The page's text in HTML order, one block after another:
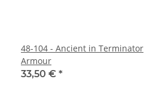
48-104 - Ancient in Terminator
Armour
33,50 € *